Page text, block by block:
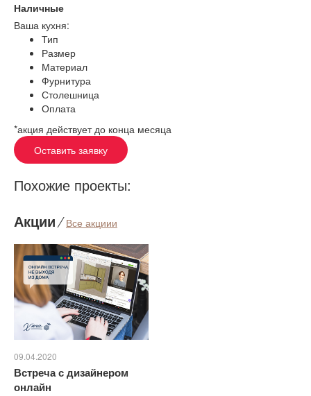
Наличные
Ваша кухня:
Тип
Размер
Материал
Фурнитура
Столешница
Оплата
*акция действует до конца месяца
Оставить заявку
Похожие проекты:
Акции⁄Все акциии
09.04.2020
Встреча с дизайнером
онлайн